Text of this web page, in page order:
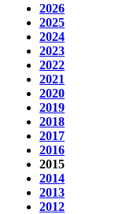
2026
2025
2024
2023
2022
2021
2020
2019
2018
2017
2016
2015
2014
2013
2012